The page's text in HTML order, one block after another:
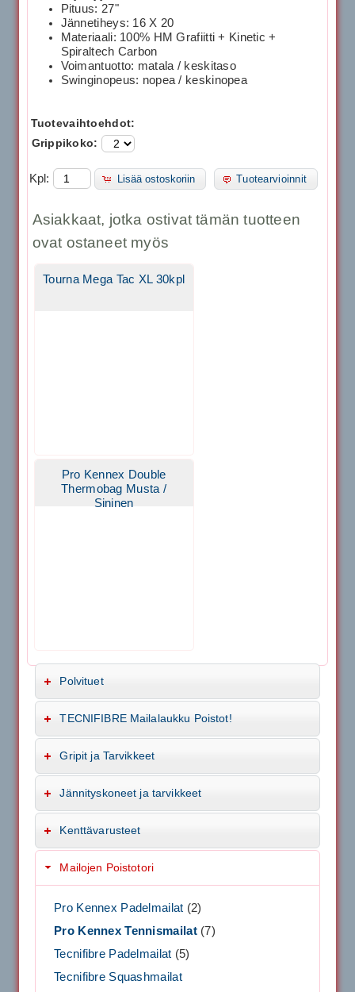
Pituus: 27"
Jännetiheys: 16 X 20
Materiaali: 100% HM Grafiitti + Kinetic +
Spiraltech Carbon
Voimantuotto: matala / keskitaso
Swinginopeus: nopea / keskinopea
Tuotevaihtoehdot:
Grippikoko:
Kpl: Lisää ostoskoriin Tuotearvioinnit
Asiakkaat, jotka ostivat tämän tuotteen
ovat ostaneet myös
Tourna Mega Tac XL 30kpl
Pro Kennex Double
Thermobag Musta /
Sininen
Polvituet
TECNIFIBRE Mailalaukku Poistot!
Gripit ja Tarvikkeet
Jännityskoneet ja tarvikkeet
Kenttävarusteet
Mailojen Poistotori
Pro Kennex Padelmailat (2)
Pro Kennex Tennismailat(7)
Tecnifibre Padelmailat (5)
Tecnifibre Squashmailat